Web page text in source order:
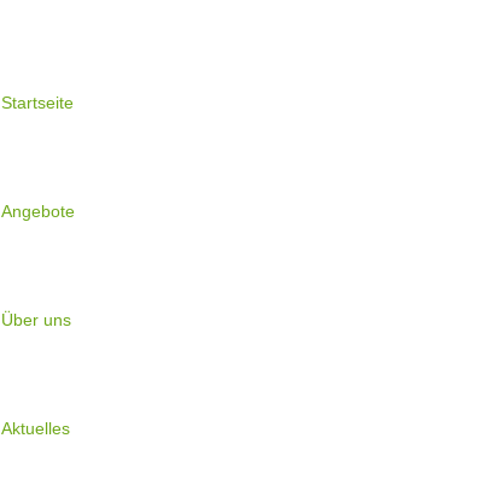
Startseite
Angebote
Über uns
Aktuelles